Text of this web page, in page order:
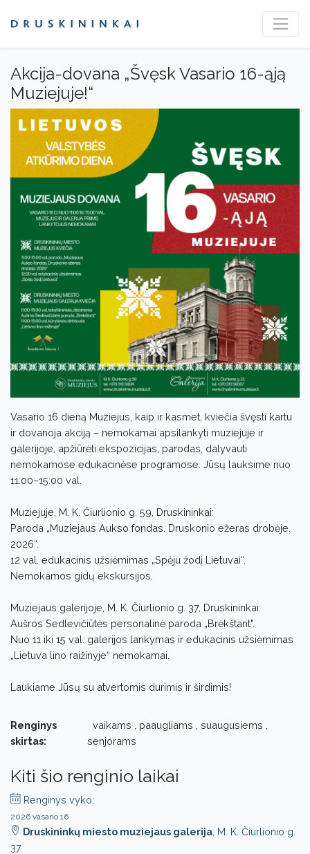
Akcija-dovana „Švęsk Vasario 16-ąją
Muziejuje!“
Vasario 16 dieną Muziejus, kaip ir kasmet, kviečia švęsti kartu
ir dovanoja akciją – nemokamai apsilankyti muziejuje ir
galerijoje, apžiūrėti ekspozicijas, parodas, dalyvauti
nemokamose edukacinėse programose. Jūsų lauksime nuo
11:00–15:00 val.
Muziejuje, M. K. Čiurlionio g. 59, Druskininkai:
Paroda „Muziejaus Aukso fondas. Druskonio ežeras drobėje.
2026“.
12 val. edukacinis užsiėmimas „Spėju žodį Lietuvai“.
Nemokamos gidų ekskursijos.
Muziejaus galerijoje, M. K. Čiurlionio g. 37, Druskininkai:
Aušros Sedlevičiūtės personalinė paroda „Brėkštant".
Nuo 11 iki 15 val. galerijos lankymas ir edukacinis užsiėmimas
„Lietuva lino raižinyje“ nemokamai.
Laukiame Jūsų su atvertomis durimis ir širdimis!
Renginys
skirtas:
vaikams , paaugliams , suaugusiems ,
senjorams
Kiti šio renginio laikai
Renginys vyko:
2026 vasario 16
Druskininkų miesto muziejaus galerija , M. K. Čiurlionio g.
37